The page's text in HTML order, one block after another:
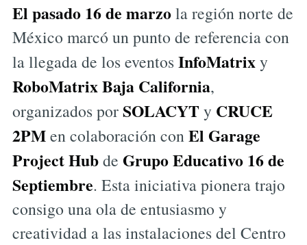
El pasado 16 de marzola región norte de
México marcó un punto de referencia con
la llegada de los eventosInfoMatrixy
RoboMatrix Baja California,
organizados porSOLACYT y CRUCE
2PMen colaboración conEl Garage
Project Hubde Grupo Educativo 16 de
Septiembre. Esta iniciativa pionera trajo
consigo una ola de entusiasmo y
creatividad a las instalaciones del Centro